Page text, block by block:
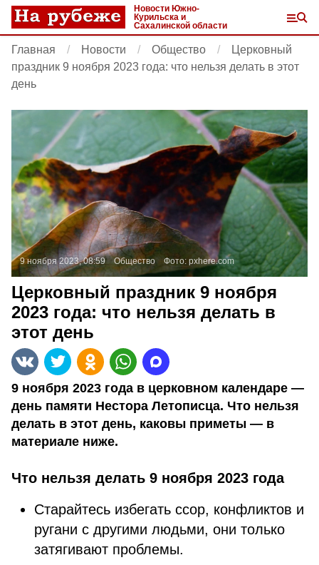
Новости Южно-
Курильска и
Сахалинской области
Главная Новости Общество
Церковный
праздник 9 ноября 2023 года: что нельзя делать в этот
день
9 ноября 2023, 08:59 Общество Фото: pxhere.com
Церковный праздник 9 ноября
2023 года: что нельзя делать в
этот день
9 ноября 2023 года в церковном календаре —
день памяти Нестора Летописца. Что нельзя
делать в этот день, каковы приметы — в
материале ниже.
Что нельзя делать 9 ноября 2023 года
Старайтесь избегать ссор, конфликтов и
ругани с другими людьми, они только
затягивают проблемы.